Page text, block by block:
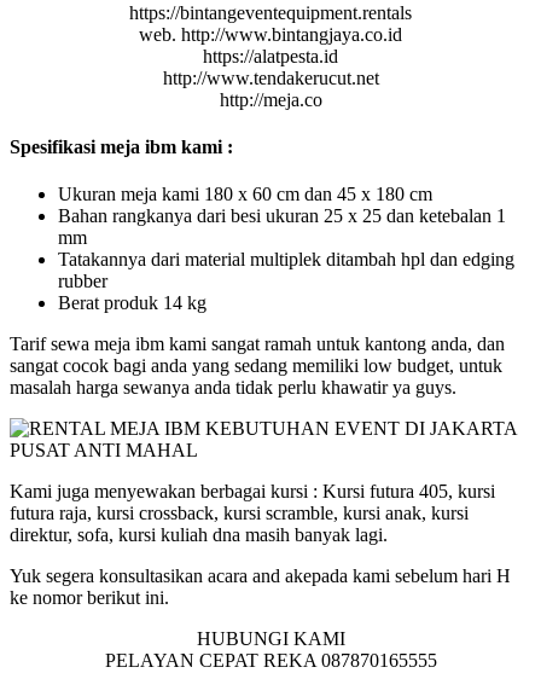
https://bintangeventequipment.rentals
web. http://www.bintangjaya.co.id
https://alatpesta.id
http://www.tendakerucut.net
http://meja.co
Spesifikasi meja ibm kami :
Ukuran meja kami 180 x 60 cm dan 45 x 180 cm
Bahan rangkanya dari besi ukuran 25 x 25 dan ketebalan 1
mm
Tatakannya dari material multiplek ditambah hpl dan edging
rubber
Berat produk 14 kg
Tarif sewa meja ibm kami sangat ramah untuk kantong anda, dan
sangat cocok bagi anda yang sedang memiliki low budget, untuk
masalah harga sewanya anda tidak perlu khawatir ya guys.
Kami juga menyewakan berbagai kursi : Kursi futura 405, kursi
futura raja, kursi crossback, kursi scramble, kursi anak, kursi
direktur, sofa, kursi kuliah dna masih banyak lagi.
Yuk segera konsultasikan acara and akepada kami sebelum hari H
ke nomor berikut ini.
HUBUNGI KAMI
PELAYAN CEPAT REKA 087870165555